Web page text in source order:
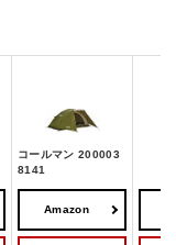
コールマン 200003
8141
Amazon